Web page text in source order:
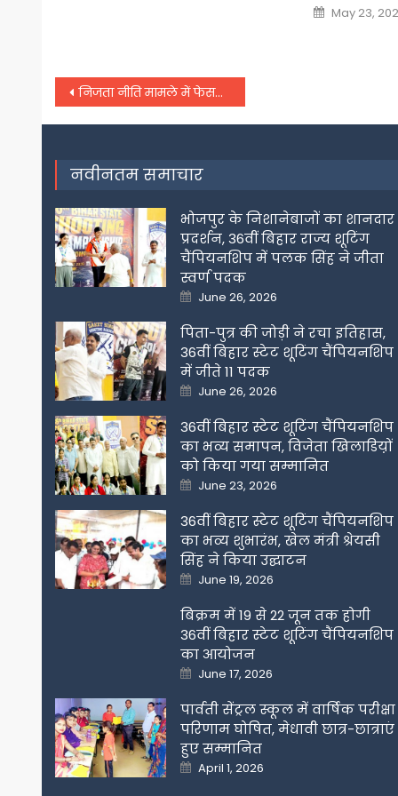
Posted
on
May 23,
Post
navigation
निजता नीति मामले में फेसबुक, व्हाट्सऐप की अपीलों पर अक्टूबर में सुनवाई करेगा उच्च न्यायालय
नवीनतम समाचार
भोजपुर के निशानेबाजों का शानदार
प्रदर्शन, 36वीं बिहार राज्य शूटिंग
चैंपियनशिप में पलक सिंह ने जीता
स्वर्ण पदक
Posted
on
June 26, 2026
पिता-पुत्र की जोड़ी ने रचा इतिहास,
36वीं बिहार स्टेट शूटिंग चैंपियनशिप
में जीते 11 पदक
Posted
on
June 26, 2026
36वीं बिहार स्टेट शूटिंग चैंपियनशिप
का भव्य समापन, विजेता खिलाडिय़ों
को किया गया सम्मानित
Posted
on
June 23, 2026
36वीं बिहार स्टेट शूटिंग चैंपियनशिप
का भव्य शुभारंभ, खेल मंत्री श्रेयसी
सिंह ने किया उद्घाटन
Posted
on
June 19, 2026
बिक्रम में 19 से 22 जून तक होगी
36वीं बिहार स्टेट शूटिंग चैंपियनशिप
का आयोजन
Posted
on
June 17, 2026
पार्वती सेंट्रल स्कूल में वार्षिक परीक्षा
परिणाम घोषित, मेधावी छात्र-छात्राएं
हुए सम्मानित
Posted
on
April 1, 2026